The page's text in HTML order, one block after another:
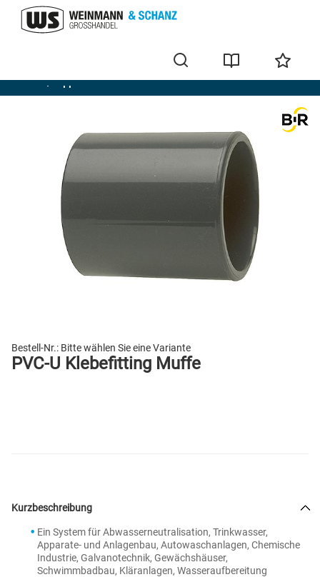
Muffe / Nippel
Bestell-Nr.: Bitte wählen Sie eine Variante
PVC-U Klebefitting Muffe
Kurzbeschreibung
Ein System für Abwasserneutralisation, Trinkwasser,
Apparate- und Anlagenbau, Autowaschanlagen, Chemische
Industrie, Galvanotechnik, Gewächshäuser,
Schwimmbadbau, Kläranlagen, Wasseraufbereitung